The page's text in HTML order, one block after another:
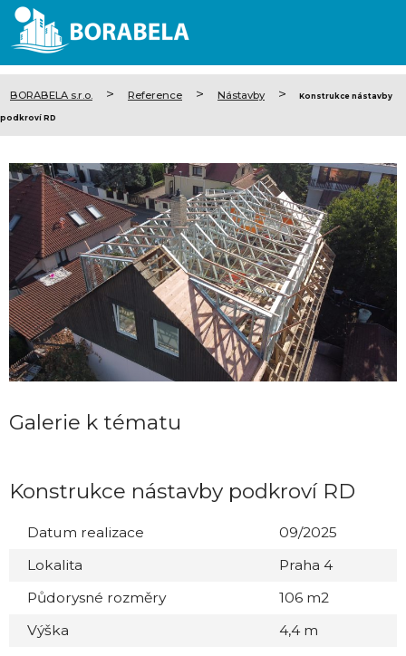
BORABELA s.r.o. > Reference > Nástavby > Konstrukce nástavby
podkroví RD
Galerie k tématu
Konstrukce nástavby podkroví RD
Datum realizace
09/2025
Lokalita
Praha 4
Půdorysné rozměry
106 m2
Výška
4,4 m